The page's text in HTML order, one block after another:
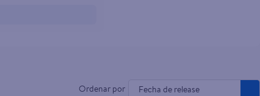
Fecha de release